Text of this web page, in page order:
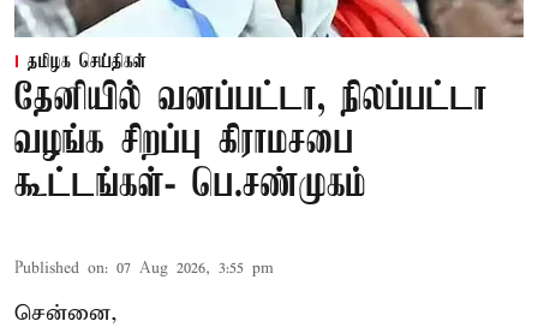
தமிழக செய்திகள்
தேனியில் வனப்பட்டா, நிலப்பட்டா
வழங்க சிறப்பு கிராமசபை
கூட்டங்கள்- பெ.சண்முகம்
Published on: 07 Aug 2026, 3:55 pm
சென்னை,